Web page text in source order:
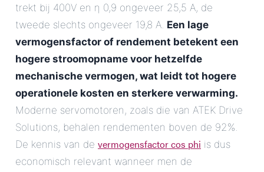
trekt bij 400V en η 0,9 ongeveer 25,5 A, de
tweede slechts ongeveer 19,8 A. Een lage
vermogensfactor of rendement betekent een
hogere stroomopname voor hetzelfde
mechanische vermogen, wat leidt tot hogere
operationele kosten en sterkere verwarming.
Moderne servomotoren, zoals die van ATEK Drive
Solutions, behalen rendementen boven de 92%.
De kennis van de vermogensfactor cos phi is dus
economisch relevant wanneer men de